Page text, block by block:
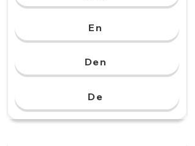
En
Den
De